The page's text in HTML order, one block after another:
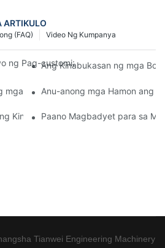
ARTIKULO
Video Ng Kumpanya
(FAQ)
ng Pag-customize ng Iyong
Ang Kinabukasan ng mga
mga Pamantayan ng Kagamitan sa
Anu-anong mga Hamon ang
Kinakailangan ng Isang Hydraulic
Paano Magbadyet para sa
Tianwei Engineering Machinery